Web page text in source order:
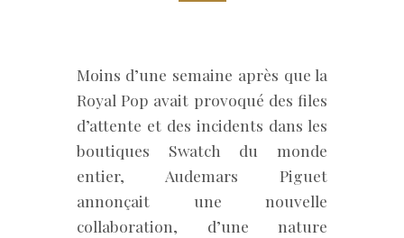
Moins d’une semaine après que la
Royal Pop avait provoqué des files
d’attente et des incidents dans les
boutiques Swatch du monde
entier, Audemars Piguet
annonçait une nouvelle
collaboration, d’une nature